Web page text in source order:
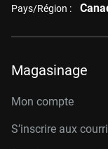
Pays/Région :
Magasinage
Mon compte
S’inscrire aux